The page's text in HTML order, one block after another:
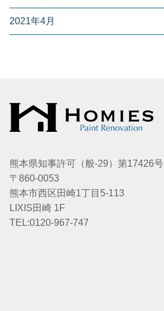
2021年4月
熊本県知事許可（般-29）第17426号
〒860-0053
熊本市西区田崎1丁目5-113
LIXIS田崎 1F
TEL:0120-967-747